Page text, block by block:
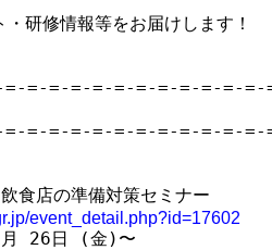
研修情報等をお届けします！
=-=-=-=-=-=-=-=-=-=-
=-=-=-=-=-=-=-=-=-=-
食店の準備対策セミナー
event_detail.php?id=17602
26日 (金)〜